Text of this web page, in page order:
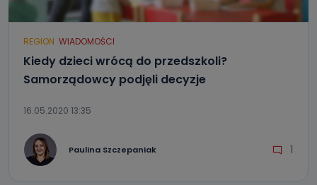
REGION WIADOMOŚCI
Kiedy dzieci wrócą do przedszkoli?
Samorządowcy podjęli decyzje
16.05.2020 13:35
Paulina Szczepaniak 1